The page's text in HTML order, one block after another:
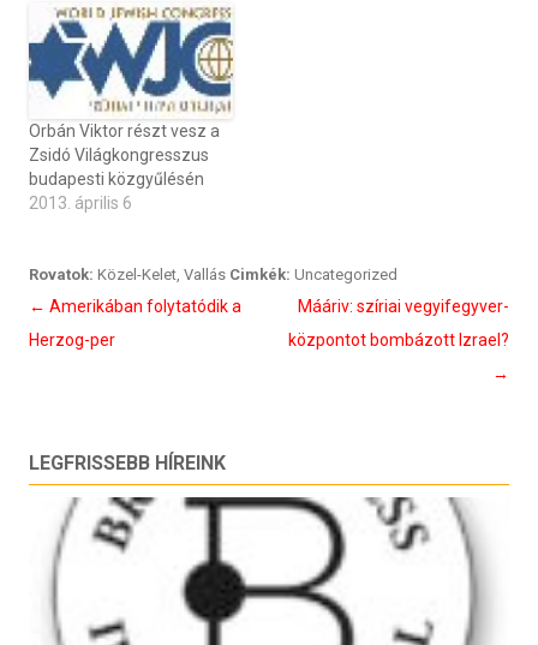
Orbán Viktor részt vesz a
Zsidó Világkongresszus
budapesti közgyűlésén
2013. április 6
Rovatok: Közel-Kelet, Vallás Cimkék: Uncategorized
Bejegyzés
navigáció
← Amerikában folytatódik a
Herzog-per
Mááriv: szíriai vegyifegyver-
központot bombázott Izrael?
→
LEGFRISSEBB HÍREINK